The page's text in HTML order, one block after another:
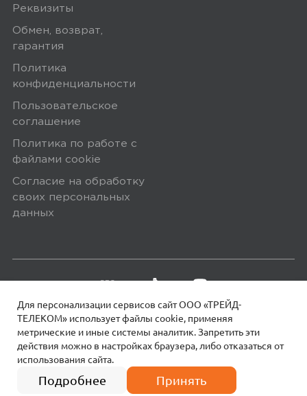
Для персонализации сервисов сайт ООО «ТРЕЙД-
ТЕЛЕКОМ» использует файлы сookie, применяя
метрические и иные системы аналитик. Запретить эти
действия можно в настройках браузера, либо отказаться от
использования сайта.
Подробнее Принять
Реквизиты
Обмен, возврат,
гарантия
Политика
конфиденциальности
Пользовательское
соглашение
Политика по работе с
файлами сookie
Согласие на обработку
своих персональных
данных
© 2026 МОТИВ. Все права защищены!